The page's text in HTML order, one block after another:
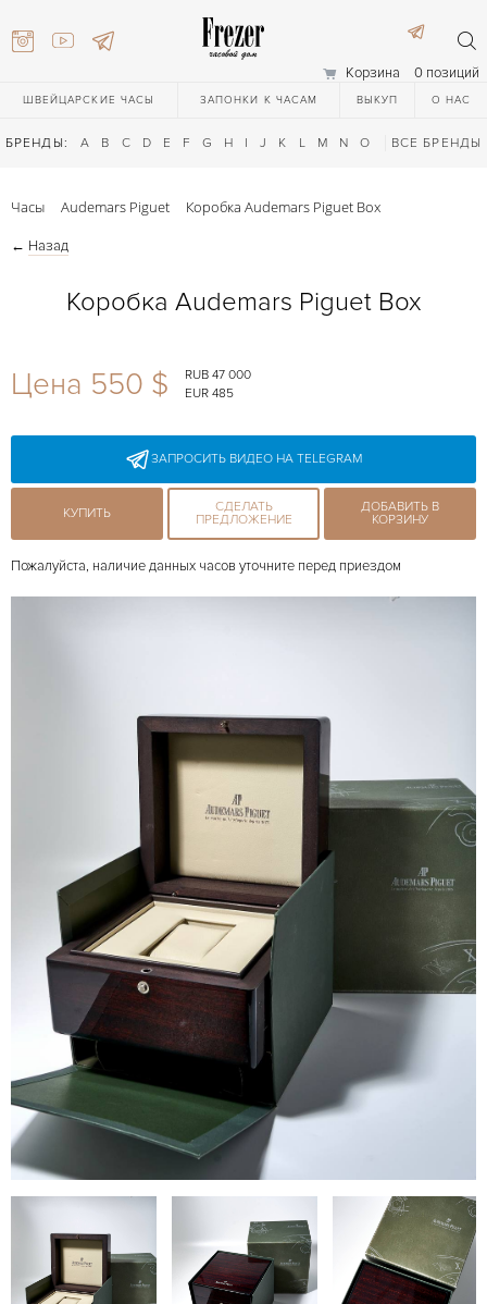
Корзина 0 позиций
ШВЕЙЦАРСКИЕ ЧАСЫ ЗАПОНКИ К ЧАСАМ ВЫКУП О НАС
БРЕНДЫ: A B C D E F G H I J K L M N O Q R S T
ВСЕ БРЕНДЫ
27-44
27-44
Часы Audemars Piguet Коробка Audemars Piguet Box
← Назад
Коробка Audemars Piguet Box
Цена 550 $
RUB 47 000
EUR 485
ЗАПРОСИТЬ ВИДЕО НА TELEGRAM
КУПИТЬ
СДЕЛАТЬ
ПРЕДЛОЖЕНИЕ
ДОБАВИТЬ В
КОРЗИНУ
Пожалуйста, наличие данных часов уточните перед приездом